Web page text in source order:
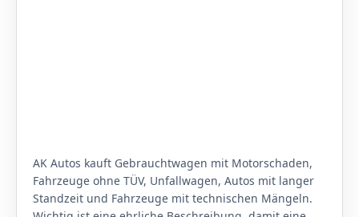
AK Autos kauft Gebrauchtwagen mit Motorschaden,
Fahrzeuge ohne TÜV, Unfallwagen, Autos mit langer
Standzeit und Fahrzeuge mit technischen Mängeln.